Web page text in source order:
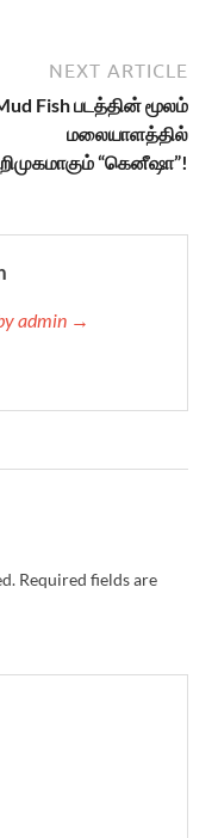
NEXT ARTICLE
Fish படத்தின் மூலம்
மலையாளத்தில்
“கெனீஷா”!
admin →
Required fields are